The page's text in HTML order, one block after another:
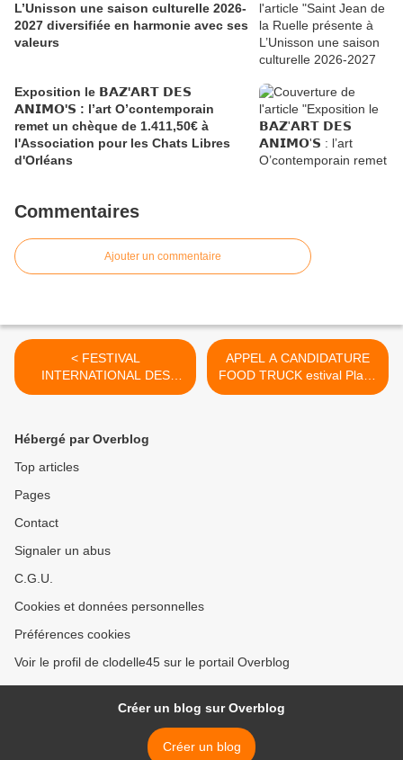
L’Unisson une saison culturelle 2026-
2027 diversifiée en harmonie avec ses
valeurs
Exposition le 𝗕𝗔𝗭'𝗔𝗥𝗧 𝗗𝗘𝗦
𝗔𝗡𝗜𝗠𝗢'𝗦 : l’art O’contemporain
remet un chèque de 1.411,50€ à
l'Association pour les Chats Libres
d'Orléans
Commentaires
Ajouter un commentaire
< FESTIVAL
INTERNATIONAL DES
JARDINS sur le thème du
6 cartes vertes et des
APPEL A CANDIDATURE
FOOD TRUCK estival Place
de l’Europe à ORLÉANS –
Hébergé par Overblog
Top articles
Pages
Contact
Signaler un abus
C.G.U.
Cookies et données personnelles
Préférences cookies
Voir le profil de clodelle45 sur le portail Overblog
Créer un blog sur Overblog
Créer un blog